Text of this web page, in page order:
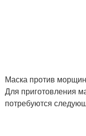
Маска против морщин
Для приготовления
потребуются